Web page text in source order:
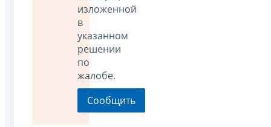
изложенной
в
указанном
решении
по
жалобе.